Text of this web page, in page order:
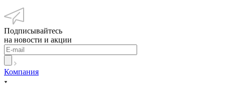
Подписывайтесь
на новости и акции
Компания